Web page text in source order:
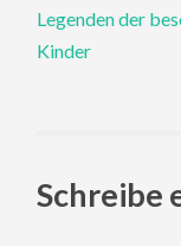
Legenden der
Kinder
Schreibe